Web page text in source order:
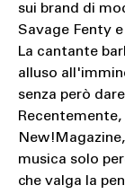
sui brand di
Savage Fenty
La cantante
alluso
senza però
musica solo
che valga la